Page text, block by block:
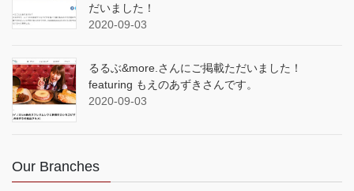
だいました！
2020-09-03
るるぶ&more.さんにご掲載ただいました！
featuring もえのあずきさんです。
2020-09-03
Our Branches